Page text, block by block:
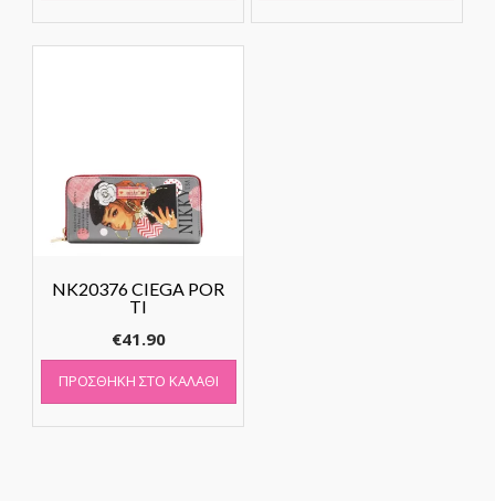
NK20376 CIEGA POR
TI
€41.90
ΠΡΟΣΘΉΚΗ ΣΤΟ ΚΑΛΆΘΙ